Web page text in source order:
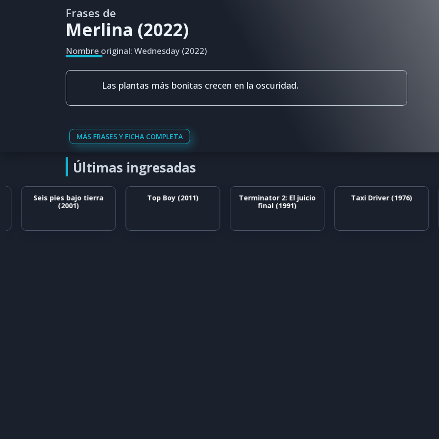
Frases de
Merlina (2022)
Nombre original: Wednesday (2022)
Las plantas más bonitas crecen en la oscuridad.
MÁS FRASES Y FICHA COMPLETA
Últimas ingresadas
Seis pies bajo tierra
(2001)
Top Boy (2011)
Terminator 2: El juicio
final (1991)
Taxi Driver (1976)